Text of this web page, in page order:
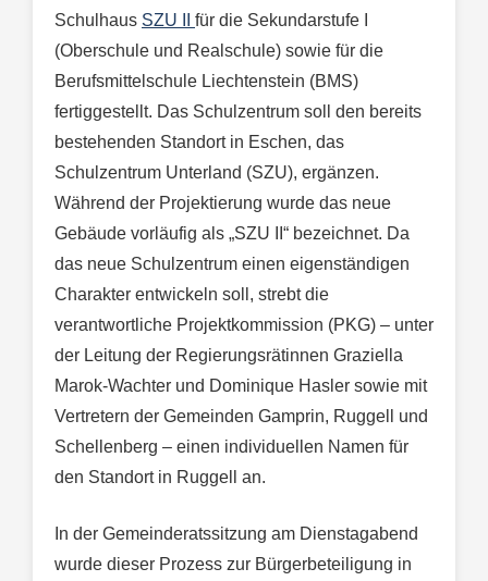
Schulhaus SZU II für die Sekundarstufe I
(Oberschule und Realschule) sowie für die
Berufsmittelschule Liechtenstein (BMS)
fertiggestellt. Das Schulzentrum soll den bereits
bestehenden Standort in Eschen, das
Schulzentrum Unterland (SZU), ergänzen.
Während der Projektierung wurde das neue
Gebäude vorläufig als „SZU II“ bezeichnet. Da
das neue Schulzentrum einen eigenständigen
Charakter entwickeln soll, strebt die
verantwortliche Projektkommission (PKG) – unter
der Leitung der Regierungsrätinnen Graziella
Marok-Wachter und Dominique Hasler sowie mit
Vertretern der Gemeinden Gamprin, Ruggell und
Schellenberg – einen individuellen Namen für
den Standort in Ruggell an.
In der Gemeinderatssitzung am Dienstagabend
wurde dieser Prozess zur Bürgerbeteiligung in